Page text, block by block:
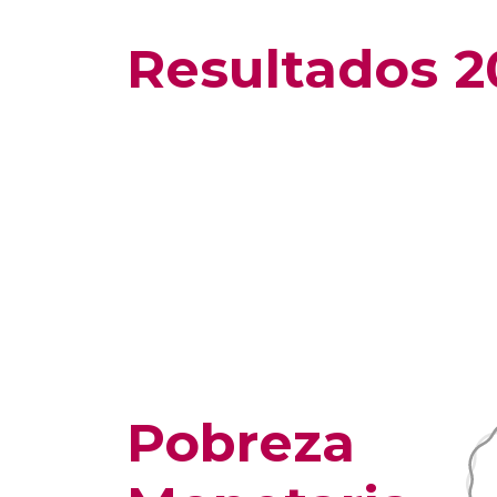
Resultados
Pobreza